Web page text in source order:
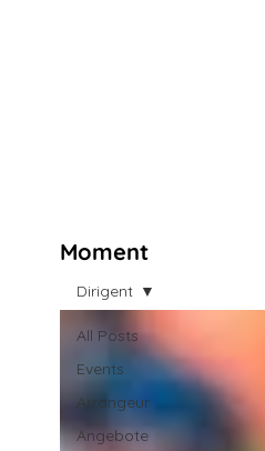
Moment
All Posts
Events
Arrangeur
Angebote
Dirigent